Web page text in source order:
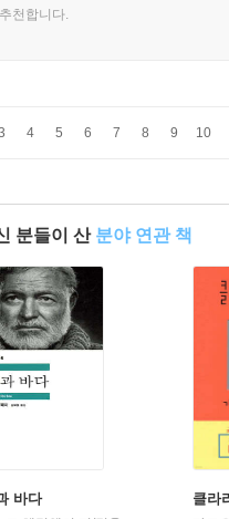
천합니다.
4 5 6 7 8 9 10
분들이 산 분야 연관 책
바다 클라